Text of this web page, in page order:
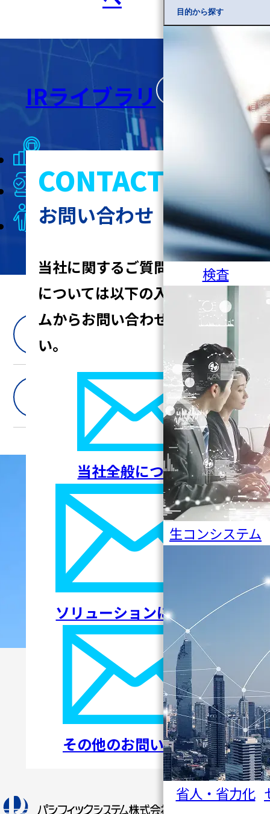
目的から探す
検査
生コンシステム
省人・省力化
IRライブラリ
有価証券報告書
決算説明会資料
IRよくあるご質問
免責事項
CONTACT
お問い合わせ
当社に関するご質問、ご相談
については以下の入力フォー
ムからお問い合わせくださ
い。
当社全般について
ソリューションについて
その他のお問い合わせ